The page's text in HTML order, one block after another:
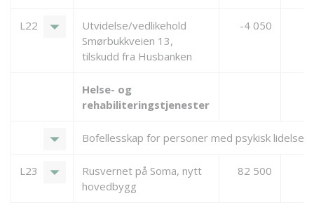
L22 arrow_drop_down
Utvidelse/vedlikehold
Smørbukkveien 13,
tilskudd fra Husbanken
-4 050
Helse- og
rehabiliteringstjenester
arrow_drop_down Bofellesskap for personer med psykisk lidelse
L23 arrow_drop_down
Rusvernet på Soma, nytt
hovedbygg
82 500